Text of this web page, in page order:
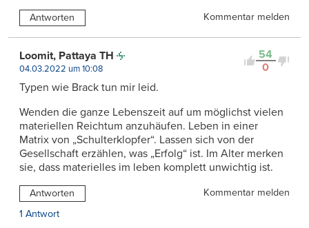
Antworten Kommentar melden
54
0
Loomit, Pattaya TH
04.03.2022 um 10:08
Typen wie Brack tun mir leid.
Wenden die ganze Lebenszeit auf um möglichst vielen
materiellen Reichtum anzuhäufen. Leben in einer
Matrix von „Schulterklopfer“. Lassen sich von der
Gesellschaft erzählen, was „Erfolg“ ist. Im Alter merken
sie, dass materielles im leben komplett unwichtig ist.
Antworten
Kommentar melden
1 Antwort